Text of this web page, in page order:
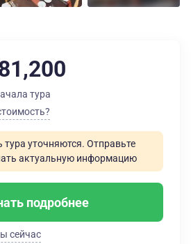
тура
уточняются. Отправьте
актуальную информацию
подробнее
сейчас